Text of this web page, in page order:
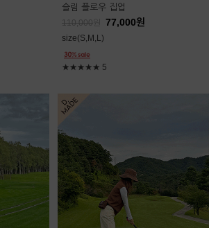
슬림 플로우 집업
110,000 77,000원
size(S,M,L)
★★★★★ 5